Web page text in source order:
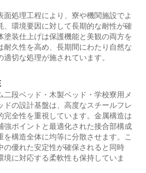
面処理工程により、寮や機関施設でよ
、環境要因に対して長期的な耐性が確
塗装仕上げは保護機能と美観の両方を
耐久性を高め、長期間にわたり自然な
切な処理が施されています。
二段ベッド・木製ベッド・学校寮用メ
ドの設計基盤は、高度なスチールフレ
完全性を重視しています。金属構造は
強ポイントと最適化された接合部構成
を構造全体に均等に分散させます。こ
の優れた安定性が確保されると同時
境に対応する柔軟性も保持していま